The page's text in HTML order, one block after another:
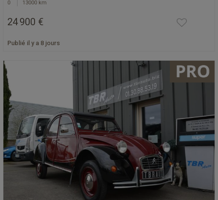
0 13000 km
24 900 €
Publié il y a 8 jours